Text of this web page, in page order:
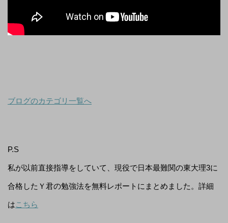
ブログのカテゴリ一覧へ
P.S
私が以前直接指導をしていて、現役で日本最難関の東大理3に
合格したＹ君の勉強法を無料レポートにまとめました。詳細
はこちら